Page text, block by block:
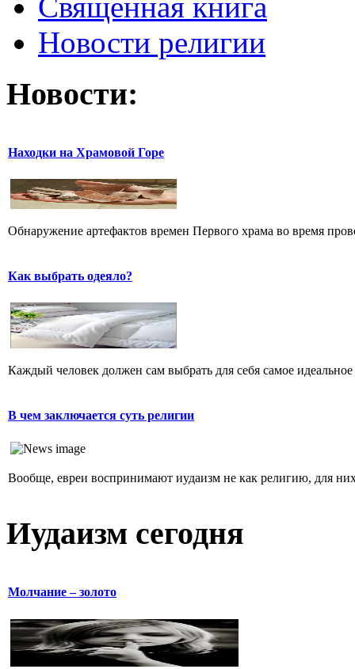
Священная книга
Новости религии
Новости:
Находки на Храмовой Горе
Обнаружение артефактов времен Первого храма во время
Как выбрать одеяло?
Каждый человек должен сам выбрать для себя самое
В чем заключается суть религии
Вообще, евреи воспринимают иудаизм не как религию, для
Иудаизм сегодня
Молчание – золото